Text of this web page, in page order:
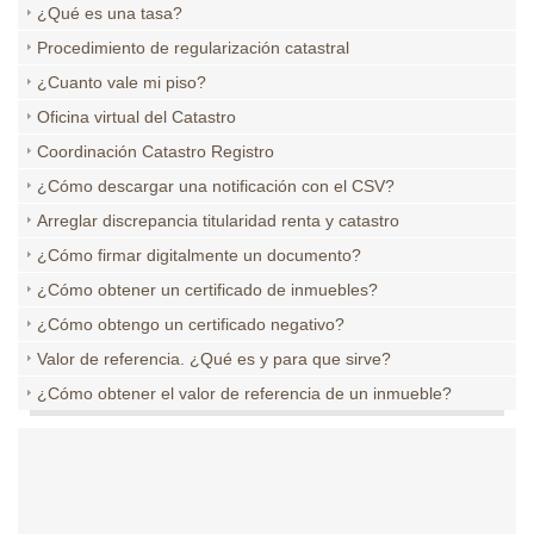
¿Qué es una tasa?
Procedimiento de regularización catastral
¿Cuanto vale mi piso?
Oficina virtual del Catastro
Coordinación Catastro Registro
¿Cómo descargar una notificación con el CSV?
Arreglar discrepancia titularidad renta y catastro
¿Cómo firmar digitalmente un documento?
¿Cómo obtener un certificado de inmuebles?
¿Cómo obtengo un certificado negativo?
Valor de referencia. ¿Qué es y para que sirve?
¿Cómo obtener el valor de referencia de un inmueble?